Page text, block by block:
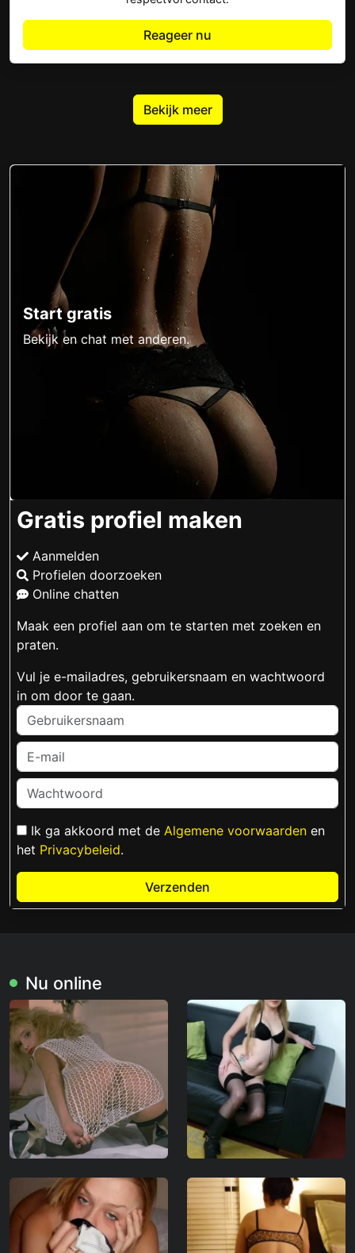
Reageer nu
Bekijk meer
Start gratis
Bekijk en chat met anderen.
Gratis profiel maken
Aanmelden
Profielen doorzoeken
Online chatten
Maak een profiel aan om te starten met zoeken en
praten.
Vul je e-mailadres, gebruikersnaam en wachtwoord
in om door te gaan.
Ik ga akkoord met de Algemene voorwaarden en
het Privacybeleid.
Verzenden
Nu online